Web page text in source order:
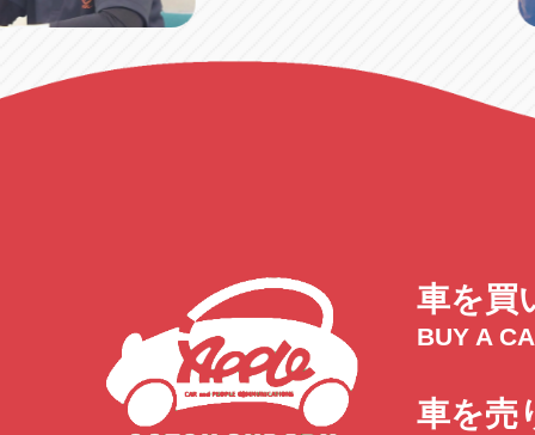
車を買
BUY A
車を売